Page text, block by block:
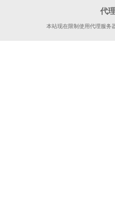
代
本站现在限制使用代理服务